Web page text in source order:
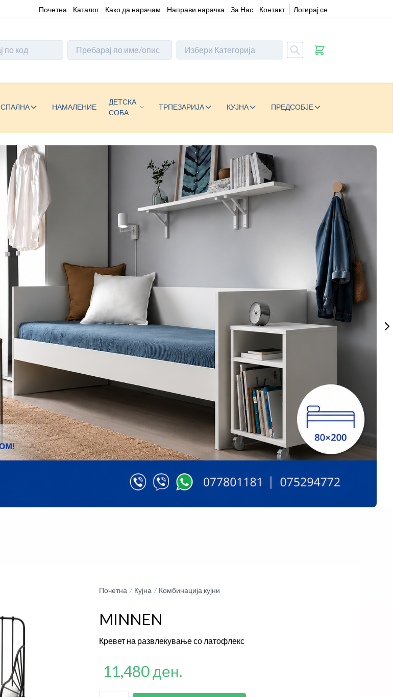
Почетна Каталог Како да нарачам Направи нарачка За Нас Контакт Логирај се
СПАЛНА НАМАЛЕНИЕ
ДЕТСКА
СОБА
ТРПЕЗАРИЈА КУЈНА ПРЕДСОБЈЕ
Почетна Кујна Комбинација кујни
MINNEN
Кревет на развлекување со латофлекс
11,480 ден.